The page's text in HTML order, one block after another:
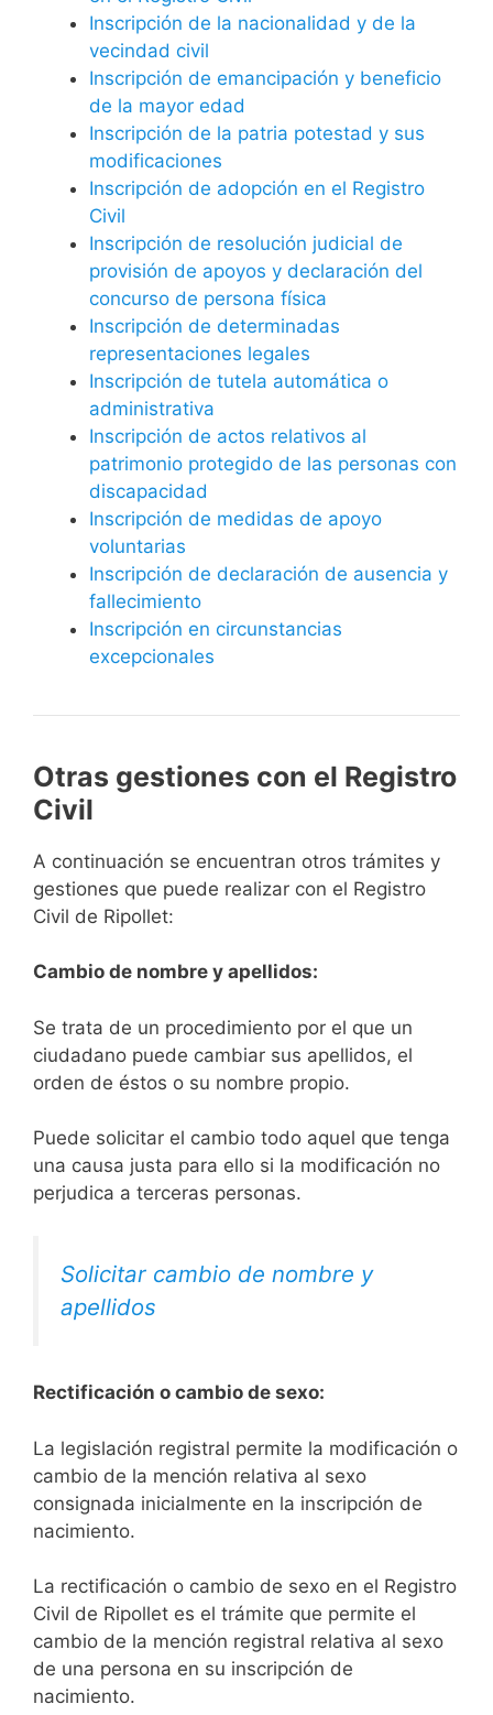
Inscripción de la nacionalidad y de la
vecindad civil
Inscripción de emancipación y beneficio
de la mayor edad
Inscripción de la patria potestad y sus
modificaciones
Inscripción de adopción en el Registro
Civil
Inscripción de resolución judicial de
provisión de apoyos y declaración del
concurso de persona física
Inscripción de determinadas
representaciones legales
Inscripción de tutela automática o
administrativa
Inscripción de actos relativos al
patrimonio protegido de las personas con
discapacidad
Inscripción de medidas de apoyo
voluntarias
Inscripción de declaración de ausencia y
fallecimiento
Inscripción en circunstancias
excepcionales
Otras gestiones con el Registro
Civil
A continuación se encuentran otros trámites y
gestiones que puede realizar con el Registro
Civil de Ripollet:
Cambio de nombre y apellidos:
Se trata de un procedimiento por el que un
ciudadano puede cambiar sus apellidos, el
orden de éstos o su nombre propio.
Puede solicitar el cambio todo aquel que tenga
una causa justa para ello si la modificación no
perjudica a terceras personas.
Solicitar cambio de nombre y
apellidos
Rectificación o cambio de sexo:
La legislación registral permite la modificación o
cambio de la mención relativa al sexo
consignada inicialmente en la inscripción de
nacimiento.
La rectificación o cambio de sexo en el Registro
Civil de Ripollet es el trámite que permite el
cambio de la mención registral relativa al sexo
de una persona en su inscripción de
nacimiento.